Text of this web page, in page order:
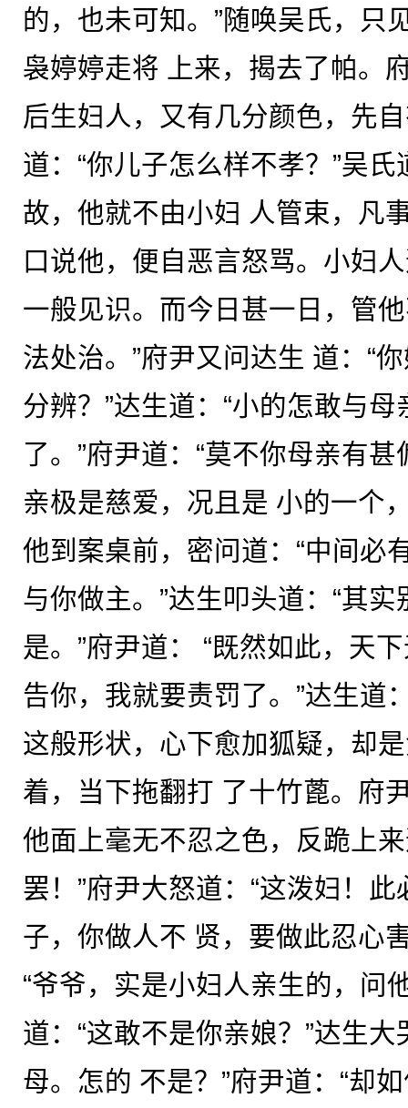
的，也未可知。”随唤吴氏，只
袅婷婷走将 上来，揭去了帕。
后生妇人，又有几分颜色，先
道：“你儿子怎么样不孝？”吴
故，他就不由小妇 人管束，凡
口说他，便自恶言怒骂。小妇
一般见识。而今日甚一日，管
法处治。”府尹又问达生 道：“
分辨？”达生道：“小的怎敢与
了。”府尹道：“莫不你母亲有甚
亲极是慈爱，况且是 小的一个
他到案桌前，密问道：“中间必
与你做主。”达生叩头道：“其
是。”府尹道： “既然如此，天
告你，我就要责罚了。”达生道
这般形状，心下愈加狐疑，却
着，当下拖翻打 了十竹蓖。府
他面上毫无不忍之色，反跪上
罢！”府尹大怒道：“这泼妇！
子，你做人不 贤，要做此忍心
“爷爷，实是小妇人亲生的，问
道：“这敢不是你亲娘？”达生
母。怎的 不是？”府尹道：“却